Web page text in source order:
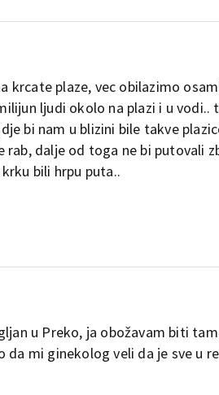
krcate plaze, vec obilazimo
ljudi okolo na plazi i u
bi nam u blizini bile takve
rab, dalje od toga ne bi putovali
bili hrpu puta..
u Preko, ja obožavam biti
da mi ginekolog veli da je sve u